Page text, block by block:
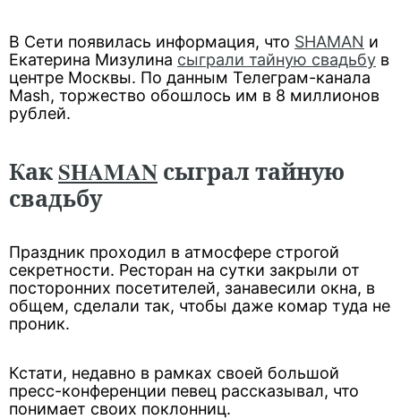
В Сети появилась информация, что SHAMAN и
Екатерина Мизулина сыграли тайную свадьбу в
центре Москвы. По данным Телеграм-канала
Mash, торжество обошлось им в 8 миллионов
рублей.
КакSHAMANсыграл тайную
свадьбу
Праздник проходил в атмосфере строгой
секретности. Ресторан на сутки закрыли от
посторонних посетителей, занавесили окна, в
общем, сделали так, чтобы даже комар туда не
проник.
Кстати, недавно в рамках своей большой
пресс-конференции певец рассказывал, что
понимает своих поклонниц.